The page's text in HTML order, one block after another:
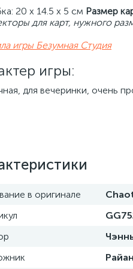
20 x 14.5 x 5 см Размер
для карт, нужного
игры Безумная Студия
игры:
для вечеринки, очень
в оригинале